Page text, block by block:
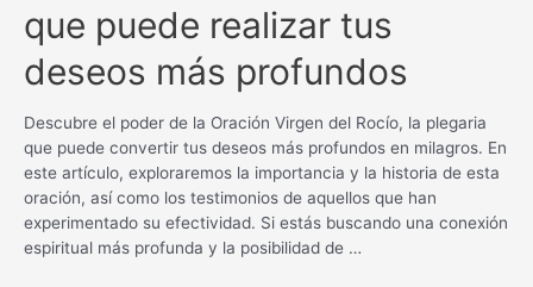
que puede realizar tus
deseos más profundos
Descubre el poder de la Oración Virgen del Rocío, la plegaria
que puede convertir tus deseos más profundos en milagros. En
este artículo, exploraremos la importancia y la historia de esta
oración, así como los testimonios de aquellos que han
experimentado su efectividad. Si estás buscando una conexión
espiritual más profunda y la posibilidad de …